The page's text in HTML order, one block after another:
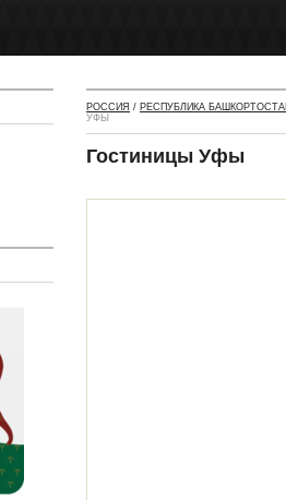
РОССИЯ / РЕСПУБЛИКА
УФЫ
Гостиницы Уфы